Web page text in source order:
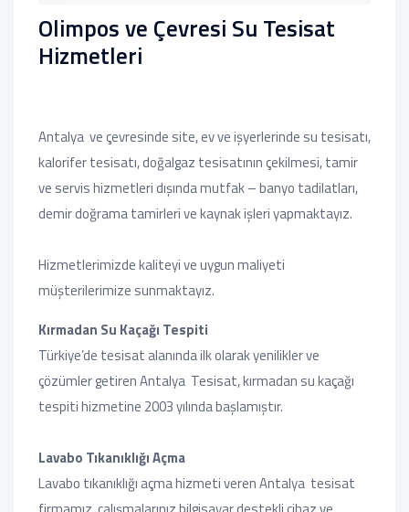
Olimpos ve Çevresi Su Tesisat
Hizmetleri
Antalya ve çevresinde site, ev ve işyerlerinde su tesisatı,
kalorifer tesisatı, doğalgaz tesisatının çekilmesi, tamir
ve servis hizmetleri dışında mutfak – banyo tadilatları,
demir doğrama tamirleri ve kaynak işleri yapmaktayız.
Hizmetlerimizde kaliteyi ve uygun maliyeti
müşterilerimize sunmaktayız.
Kırmadan Su Kaçağı Tespiti
Türkiye’de tesisat alanında ilk olarak yenilikler ve
çözümler getiren Antalya Tesisat, kırmadan su kaçağı
tespiti hizmetine 2003 yılında başlamıştır.
Lavabo Tıkanıklığı Açma
Lavabo tıkanıklığı açma hizmeti veren Antalya tesisat